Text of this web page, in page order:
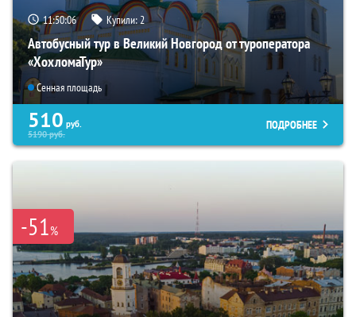
11:50:05 Купили:2
Автобусный тур в Великий Новгород от туроператора
«ХохломаТур»
Сенная площадь
510 руб.
5190руб.
ПОДРОБНЕЕ
-51%